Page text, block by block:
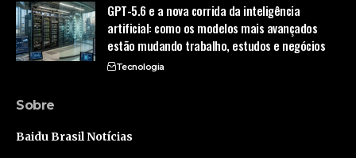
GPT-5.6 e a nova corrida da inteligência
artificial: como os modelos mais avançados
estão mudando trabalho, estudos e negócios
Tecnologia
Sobre
Baidu Brasil Notícias